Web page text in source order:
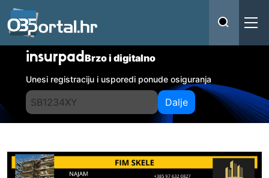
insurpadBrzo i digitalno
Unesi registraciju i usporedi ponude osiguranja
Dalje